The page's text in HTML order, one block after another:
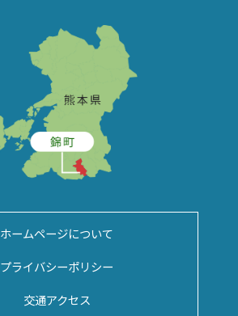
ホームページについて
プライバシーポリシー
交通アクセス